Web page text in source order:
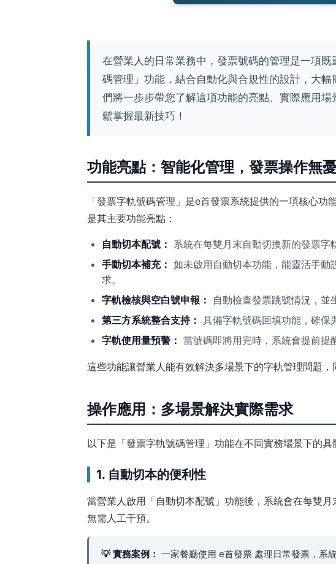
在營業人的日常業務中，發票號碼的管理是一項既
碼管理」功能，結合自動化與合規性的設計，大
們將一步步帶您了解這項功能的亮點、實際應用
鬆掌握最新技巧！
功能亮點：智能化管理，發票操作無
「發票字軌號碼管理」是e首發票系統提供的一項核心
是其主要功能亮點：
自動切本配號： 系統在每雙月末自動切換新的發票字
手動切本補充： 如未啟用自動切本功能，能靈活手動
求。
字軌檢核與空白號申報：
自動檢查發票跳號情況，並
第三方系統整合支持： 具備字軌號碼回填功能，確保
字軌使用量預警： 當號碼即將用完時，系統會提前提
這些功能讓營業人能有效解決多場景下的字軌管理問題，
操作應用：多場景解決實際需求
以下是「發票字軌號碼管理」功能在不同實務場景下的具
1. 自動切本的便利性
當營業人啟用「自動切本配號」功能後，系統會在每雙
無需人工干預。
💡 實務案例： 一家餐廳使用 e首發票 處理日常發票，系